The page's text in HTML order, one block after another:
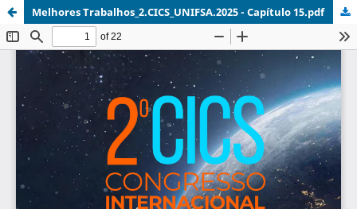
Melhores Trabalhos_2.CICS_UNIFSA.2025 - Capítulo 15.pdf